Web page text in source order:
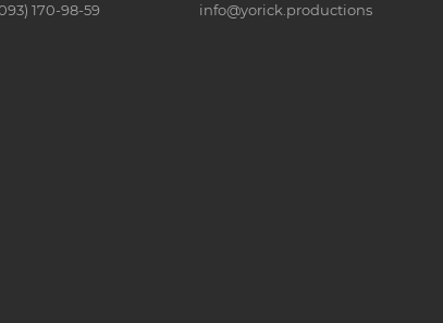
170-98-59 info@yorick.productions